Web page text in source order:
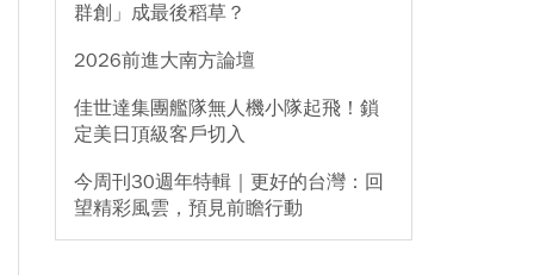
群創」成最後稻草？
2026前進大南方論壇
佳世達集團艦隊無人機小隊起飛！鎖
定美日頂級客戶切入
今周刊30週年特輯｜更好的台灣：回
望精彩風雲，預見前瞻行動